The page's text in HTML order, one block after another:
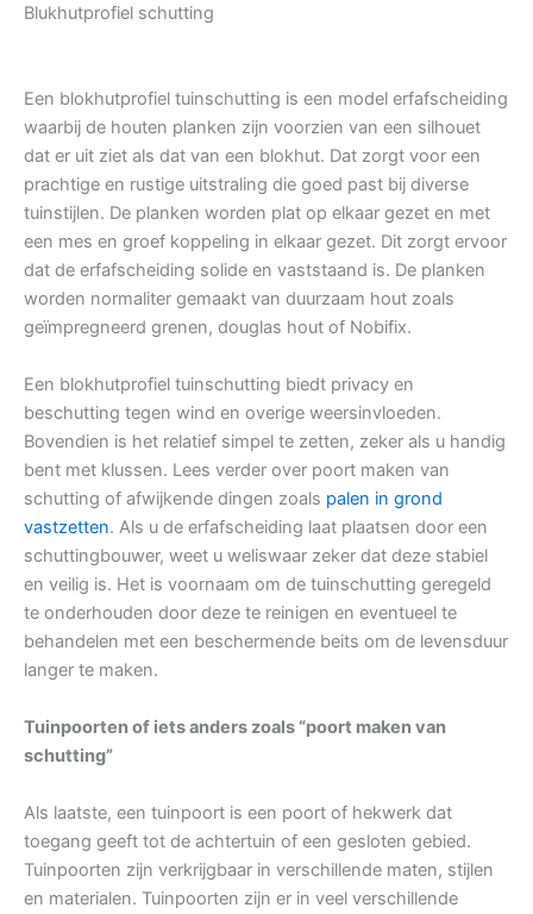
Blukhutprofiel schutting
Een blokhutprofiel tuinschutting is een model erfafscheiding
waarbij de houten planken zijn voorzien van een silhouet
dat er uit ziet als dat van een blokhut. Dat zorgt voor een
prachtige en rustige uitstraling die goed past bij diverse
tuinstijlen. De planken worden plat op elkaar gezet en met
een mes en groef koppeling in elkaar gezet. Dit zorgt ervoor
dat de erfafscheiding solide en vaststaand is. De planken
worden normaliter gemaakt van duurzaam hout zoals
geïmpregneerd grenen, douglas hout of Nobifix.
Een blokhutprofiel tuinschutting biedt privacy en
beschutting tegen wind en overige weersinvloeden.
Bovendien is het relatief simpel te zetten, zeker als u handig
bent met klussen. Lees verder over poort maken van
schutting of afwijkende dingen zoals palen in grond
vastzetten. Als u de erfafscheiding laat plaatsen door een
schuttingbouwer, weet u weliswaar zeker dat deze stabiel
en veilig is. Het is voornaam om de tuinschutting geregeld
te onderhouden door deze te reinigen en eventueel te
behandelen met een beschermende beits om de levensduur
langer te maken.
Tuinpoorten of iets anders zoals “poort maken van
schutting”
Als laatste, een tuinpoort is een poort of hekwerk dat
toegang geeft tot de achtertuin of een gesloten gebied.
Tuinpoorten zijn verkrijgbaar in verschillende maten, stijlen
en materialen. Tuinpoorten zijn er in veel verschillende